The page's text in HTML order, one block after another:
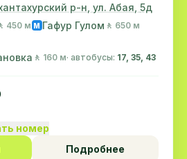
г. Ташкент, Шайхантахурский р-н, ул. Абая, 5д
450 м M Гафур Гулом 🚶 650 м
🚶 160 м· автобусы: 17, 35, 43
номер
Подробнее